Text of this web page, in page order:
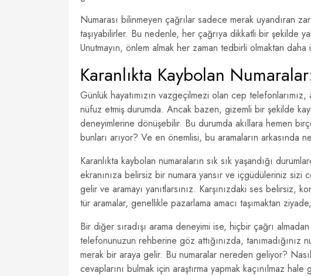
Numarası bilinmeyen çağrılar sadece merak uyandıran
taşıyabilirler. Bu nedenle, her çağrıya dikkatli bir şekilde
Unutmayın, önlem almak her zaman tedbirli olmaktan daha
Karanlıkta Kaybolan
Günlük hayatımızın vazgeçilmezi olan cep
nüfuz etmiş durumda. Ancak bazen, gizemli bir şekilde
deneyimlerine dönüşebilir. Bu durumda akıllara hemen
bunları arıyor? Ve en önemlisi, bu aramaların arkasında
Karanlıkta kaybolan numaraların sık sık yaşandığı
ekranınıza belirsiz bir numara yansır ve içgüdüleriniz sizi
gelir ve aramayı yanıtlarsınız. Karşınızdaki ses belirsiz,
tür aramalar, genellikle pazarlama amacı taşımaktan
Bir diğer sıradışı arama deneyimi ise, hiçbir çağrı
telefonunuzun rehberine göz attığınızda,
merak bir araya gelir. Bu numaralar nereden geliyor?
cevaplarını bulmak için araştırma yapmak kaçınılmaz hale